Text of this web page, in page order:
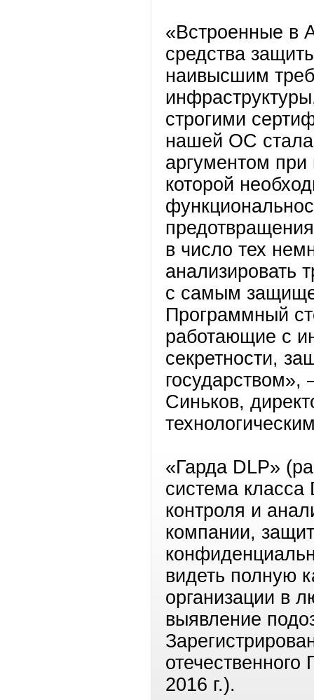
«Встроенные в
средства
наивысшим
строгими
нашей ОС
аргументом
которой
в число тех
анализировать
с самым
Программный
работающие с
секретности,
Синьков,
«Гарда DLP»
система
контроля и
компании,
видеть полную
организации в
выявление
2016 г.).